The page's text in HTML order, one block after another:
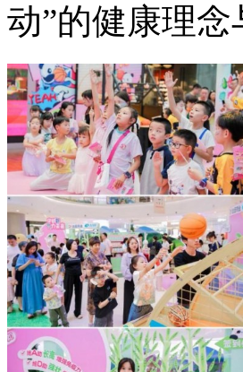
动”的健康理